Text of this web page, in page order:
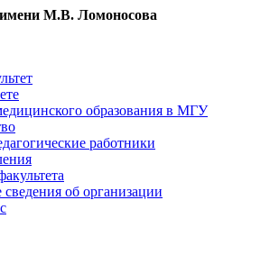
М.В. Ломоносова
образования в МГУ
работники
об организации